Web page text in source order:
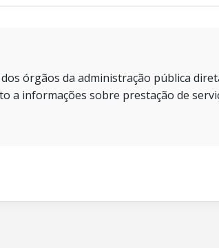
órgãos da administração pública
informações sobre prestação de